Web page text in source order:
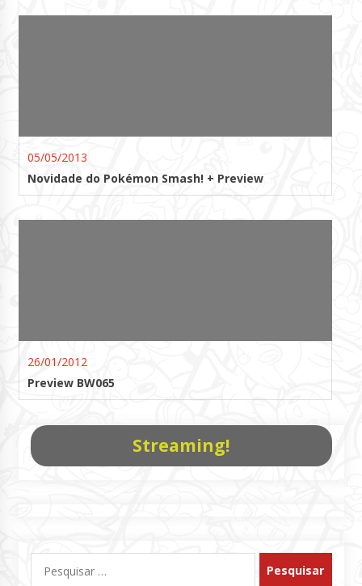
05/05/2013
Novidade do Pokémon Smash! + Preview
26/01/2012
Preview BW065
Streaming!
por: